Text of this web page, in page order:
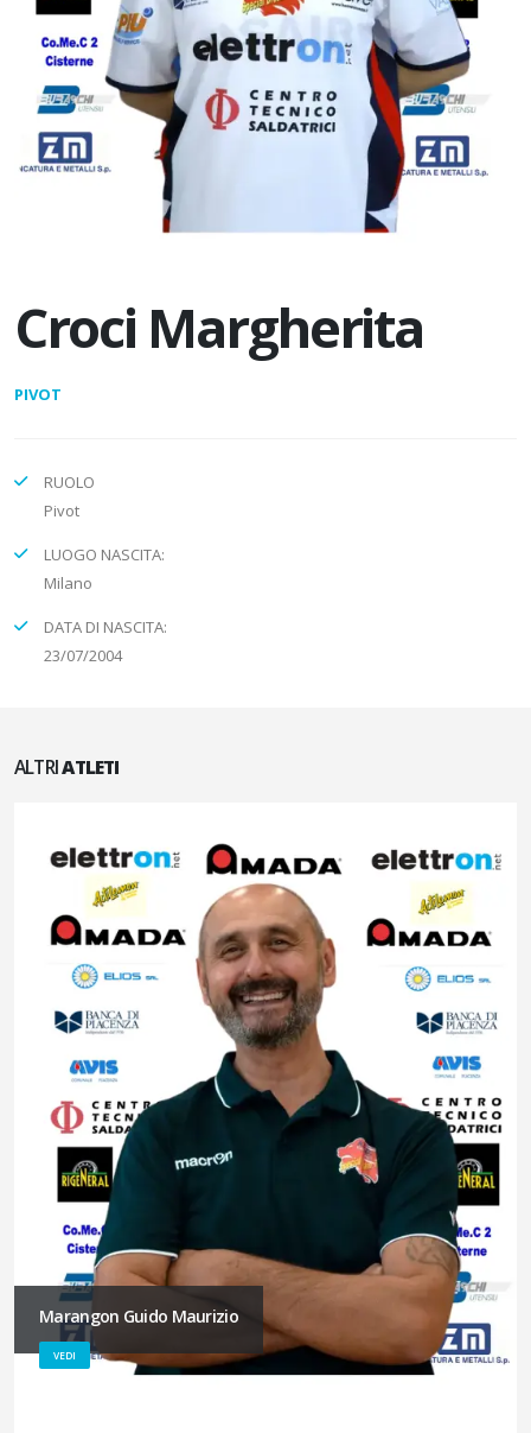
Croci Margherita
PIVOT
RUOLO
Pivot
LUOGO NASCITA:
Milano
DATA DI NASCITA:
23/07/2004
ALTRIATLETI
Marangon Guido Maurizio
VEDI